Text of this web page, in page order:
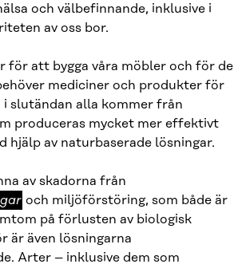
och välbefinnande, inklusive i
av oss bor.
för att bygga våra möbler och för de
mediciner och produkter för
i slutändan alla kommer från
produceras mycket mer effektivt
hjälp av naturbaserade lösningar.
av skadorna från
och miljöförstöring, som både är
på förlusten av biologisk
är även lösningarna
Arter – inklusive dem som